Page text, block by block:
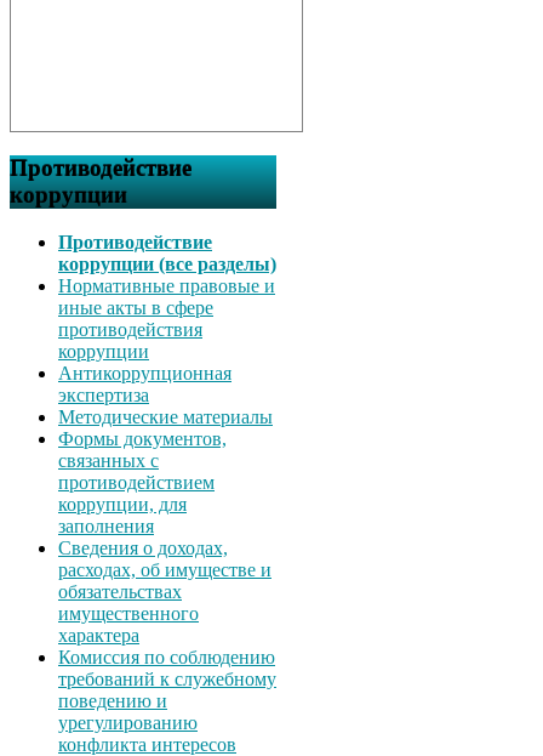
Противодействие
коррупции
Противодействие
коррупции (все разделы)
Нормативные правовые и
иные акты в сфере
противодействия
коррупции
Антикоррупционная
экспертиза
Методические материалы
Формы документов,
связанных с
противодействием
коррупции, для
заполнения
Сведения о доходах,
расходах, об имуществе и
обязательствах
имущественного
характера
Комиссия по соблюдению
требований к служебному
поведению и
урегулированию
конфликта интересов